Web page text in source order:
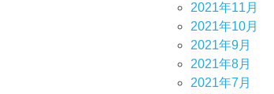
2021年11月
2021年10月
2021年9月
2021年8月
2021年7月